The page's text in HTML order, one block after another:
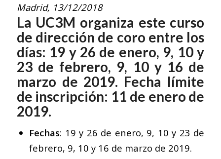
Madrid, 13/12/2018
La UC3M organiza este curso
de dirección de coro entre los
días: 19 y 26 de enero, 9, 10 y
23 de febrero, 9, 10 y 16 de
marzo de 2019. Fecha límite
de inscripción: 11 de enero de
2019.
Fechas: 19 y 26 de enero, 9, 10 y 23 de
febrero, 9, 10 y 16 de marzo de 2019.